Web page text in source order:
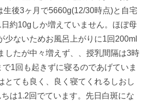
生後3ヶ月で5660g(12/30時点)と自宅
約10gしか増えていません。ほぼ母
少ないためお風呂上がりに1回200ml
したが中々増えず、、授乳間隔は3時
1回も起きずに寝るのであげていま
とても良く、良く寝てくれるしおし
は1.2回でています。先日白斑にな